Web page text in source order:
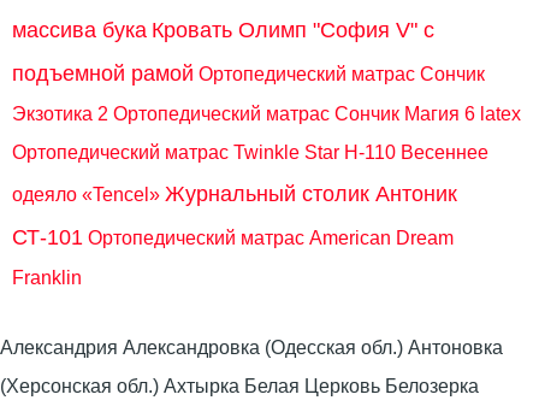
массива бука Кровать Олимп "София V" с
подъемной рамой Ортопедический матрас Сончик
Экзотика 2 Ортопедический матрас Сончик Магия 6 latex
Ортопедический матрас Twinkle Star H-110 Весеннее
одеяло «Tencel» Журнальный столик Антоник
СТ-101 Ортопедический матрас American Dream
Franklin
Александрия Александровка (Одесская обл.) Антоновка
(Херсонская обл.) Ахтырка Белая Церковь Белозерка